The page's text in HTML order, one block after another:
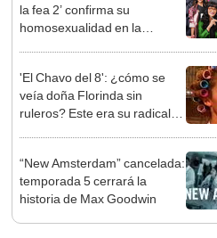
la fea 2’ confirma su
homosexualidad en la
'El Chavo del 8': ¿cómo se
veía doña Florinda sin
ruleros? Este era su radical
“New Amsterdam” cancelada:
temporada 5 cerrará la
historia de Max Goodwin